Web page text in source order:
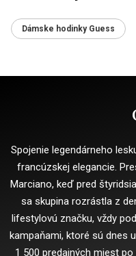
Dámske hodinky Guess
Spojenie legendárneho
francúzskej elegancie.
Marciano, keď pred
sa skupina rozrástla z
lifestylovú značku, vždy
kampaňami, ktoré sú dnes
1 500 predajných miest